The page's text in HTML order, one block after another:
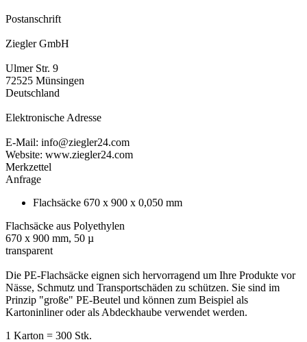
Postanschrift
Ziegler GmbH
Ulmer Str. 9
72525 Münsingen
Deutschland
Elektronische Adresse
E-Mail: info@ziegler24.com
Website: www.ziegler24.com
Merkzettel
Anfrage
Flachsäcke 670 x 900 x 0,050 mm
Flachsäcke aus Polyethylen
670 x 900 mm, 50 µ
transparent
Die PE-Flachsäcke eignen sich hervorragend um Ihre Produkte vor
Nässe, Schmutz und Transportschäden zu schützen. Sie sind im
Prinzip "große" PE-Beutel und können zum Beispiel als
Kartoninliner oder als Abdeckhaube verwendet werden.
1 Karton = 300 Stk.